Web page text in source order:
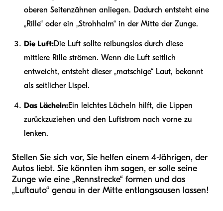
oberen Seitenzähnen anliegen. Dadurch entsteht eine
„Rille“ oder ein „Strohhalm“ in der Mitte der Zunge.
Die Luft:Die Luft sollte reibungslos durch diese
mittlere Rille strömen. Wenn die Luft seitlich
entweicht, entsteht dieser „matschige“ Laut, bekannt
als seitlicher Lispel.
Das Lächeln:Ein leichtes Lächeln hilft, die Lippen
zurückzuziehen und den Luftstrom nach vorne zu
lenken.
Stellen Sie sich vor, Sie helfen einem 4-Jährigen, der
Autos liebt. Sie könnten ihm sagen, er solle seine
Zunge wie eine „Rennstrecke“ formen und das
„Luftauto“ genau in der Mitte entlangsausen lassen!